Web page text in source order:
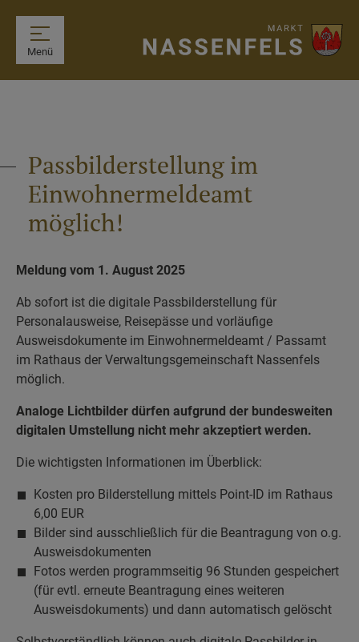
Menü
Passbilderstellung im
Einwohnermeldeamt
möglich!
Meldung vom 1. August 2025
Ab sofort ist die digitale Passbilderstellung für
Personalausweise, Reisepässe und vorläufige
Ausweisdokumente im Einwohnermeldeamt / Passamt
im Rathaus der Verwaltungsgemeinschaft Nassenfels
möglich.
Analoge Lichtbilder dürfen aufgrund der bundesweiten
digitalen Umstellung nicht mehr akzeptiert werden.
Die wichtigsten Informationen im Überblick:
Kosten pro Bilderstellung mittels Point-ID im Rathaus
6,00 EUR
Bilder sind ausschließlich für die Beantragung von o.g.
Ausweisdokumenten
Fotos werden programmseitig 96 Stunden gespeichert
(für evtl. erneute Beantragung eines weiteren
Ausweisdokuments) und dann automatisch gelöscht